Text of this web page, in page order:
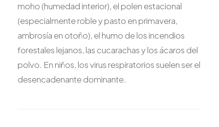
moho (humedad interior), el polen estacional
(especialmente roble y pasto en primavera,
ambrosía en otoño), el humo de los incendios
forestales lejanos, las cucarachas y los ácaros del
polvo. En niños, los virus respiratorios suelen ser el
desencadenante dominante.